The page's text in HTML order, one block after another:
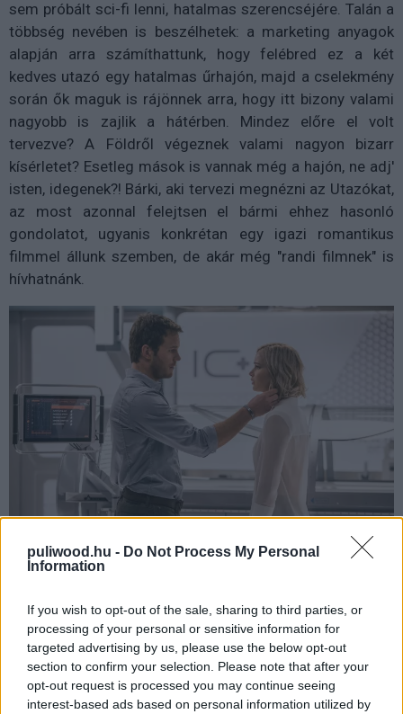
puliwood.hu - Do Not Process My Personal
Information
If you wish to opt-out of the sale, sharing to third parties, or
processing of your personal or sensitive information for
targeted advertising by us, please use the below opt-out
section to confirm your selection. Please note that after your
opt-out request is processed you may continue seeing
interest-based ads based on personal information utilized by
sem próbált sci-fi lenni, hatalmas szerencséjére. Talán a
többség nevében is beszélhetek: a marketing anyagok
alapján arra számíthattunk, hogy felébred ez a két
kedves utazó egy hatalmas űrhajón, majd a cselekmény
során ők maguk is rájönnek arra, hogy itt bizony valami
nagyobb is zajlik a hátérben. Mindez előre el volt
tervezve? A Földről végeznek valami nagyon bizarr
kísérletet? Esetleg mások is vannak még a hajón, ne adj'
isten, idegenek?! Bárki, aki tervezi megnézni az Utazókat,
az most azonnal felejtsen el bármi ehhez hasonló
gondolatot, ugyanis konkrétan egy igazi romantikus
filmmel állunk szemben, de akár még "randi filmnek" is
hívhatnánk.
véletlenül ébredtek fel. Pontosabban a Chris Pratt által
alakított gépészmérnök, Jim Preston mindenképpen. A
férfi egy új élet reményében tette fel minden pénzét erre
az utazásra, ami egy hosszabb űralvást követően
rémálommá válik, ugyanis még szűk 90 év hátra van az